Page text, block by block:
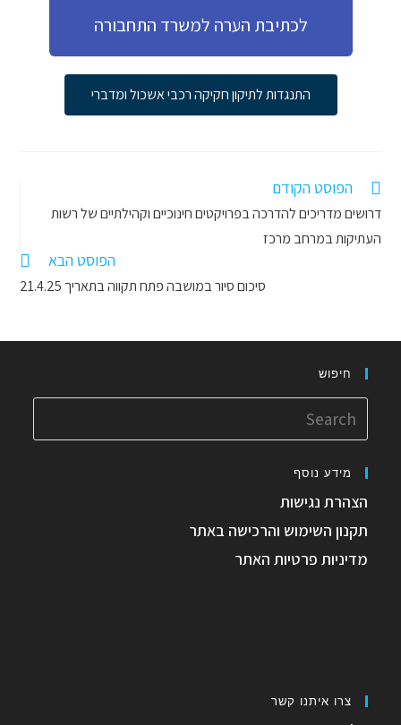
לכתיבת הערה למשרד התחבורה
התנגדות לתיקון חקיקה רכבי אשכול ומדברי
הפוסט הקודם
דרושים מדריכים להדרכה בפרויקטים חינוכיים וקהילתיים של רשות
העתיקות במרחב מרכז
הפוסט הבא
סיכום סיור במושבה פתח תקווה בתאריך 21.4.25
חיפוש
מידע נוסף
הצהרת נגישות
תקנון השימוש והרכישה באתר
מדיניות פרטיות האתר
צרו איתנו קשר